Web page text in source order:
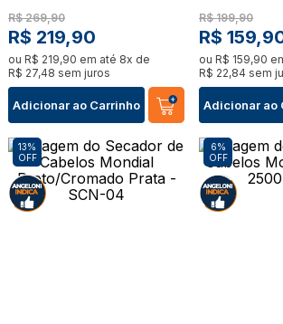
R$ 269,90
R$ 219,90
ou R$ 219,90 em até 8x de
R$ 27,48 sem juros
Adicionar ao Carrinho
R$ 199,90
R$ 159,
ou R$ 159,90
R$ 22,84 sem
Adicionar ao
13%
OFF
6%
OFF